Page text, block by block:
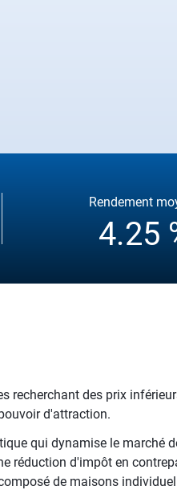
Rendement
4.25
recherchant des prix
d'attraction.
qui dynamise le marché
réduction d'impôt en
de maisons